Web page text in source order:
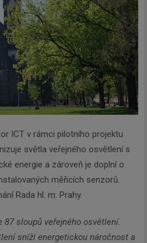
ICT v rámci pilotního projektu
světla veřejného osvětlení s
energie a zároveň je doplní o
měřicích senzorů.
Rada hl. m. Prahy.
87 sloupů veřejného osvětlení.
sníží energetickou náročnost a